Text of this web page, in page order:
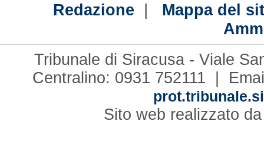
Redazione | Mappa del
Tribunale di Siracusa - Viale
Centralino: 0931 752111 |
Sito web realizzato